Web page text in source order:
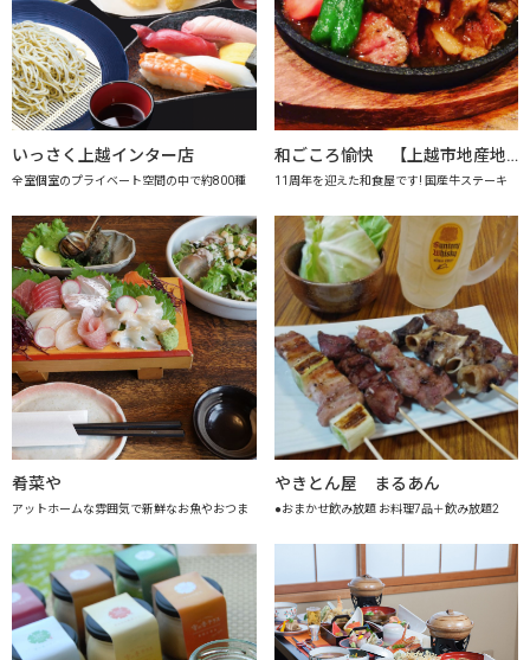
いっさく上越インター店
全室個室のプライベート空間の中で約800種
和ごころ愉快 【上越市地産地消の店認定店】
11周年を迎えた和食屋です! 国産牛ステーキ
肴菜や
アットホームな雰囲気で新鮮なお魚やおつま
やきとん屋 まるあん
●おまかせ飲み放題 お料理7品＋飲み放題2